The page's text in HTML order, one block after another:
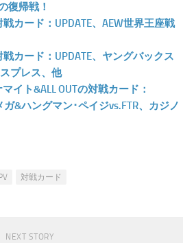
復帰戦！
戦カード：UPDATE、AEW世界王座戦
戦カード：UPDATE、ヤングバックス
プレス、他
イト&ALL OUTの対戦カード：
ガ&ハングマン･ペイジvs.FTR、カジノ
対戦カード
NEXT STORY